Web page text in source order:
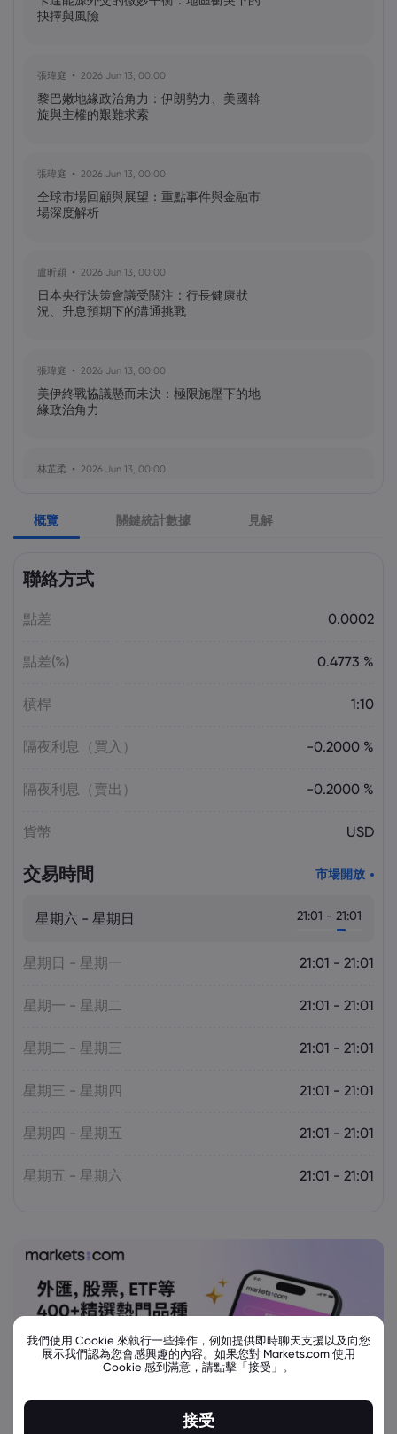
比特幣價格預測：如何在台灣購買比特
幣？
Fintech 股票值得關注：Nu
Holdings（NU）股票、SOFI 股票
Quantum Inc. 發生了什麼事？
抉擇與風險
張瑋庭 2026 Jun 13, 00:00
黎巴嫩地緣政治角力：伊朗勢力、美國斡
旋與主權的艱難求索
張瑋庭 2026 Jun 13, 00:00
全球市場回顧與展望：重點事件與金融市
場深度解析
盧昕穎 2026 Jun 13, 00:00
日本央行決策會議受關注：行長健康狀
況、升息預期下的溝通挑戰
張瑋庭 2026 Jun 13, 00:00
美伊終戰協議懸而未決：極限施壓下的地
緣政治角力
林芷柔 2026 Jun 13, 00:00
張瑋庭 2026 Jun 13, 00:00
北約安全態勢與美軍部署調整：美歐風險
陳昊然
量增，市場波動趨緩
概覽 關鍵統計數據 見解
聯絡方式
點差 0.0002
點差(%) 0.4773 %
槓桿 1:10
隔夜利息（買入） -0.2000 %
隔夜利息（賣出） -0.2000 %
貨幣 USD
交易時間 市場開放
星期六 - 星期日 21:01 - 21:01
星期日 - 星期一 21:01 - 21:01
星期一 - 星期二 21:01 - 21:01
星期二 - 星期三 21:01 - 21:01
星期三 - 星期四 21:01 - 21:01
星期四 - 星期五 21:01 - 21:01
星期五 - 星期六 21:01 - 21:01
我們使用 Cookie 來執行一些操作，例如提供即時聊天支援以及向您
展示我們認為您會感興趣的內容。如果您對 Markets.com 使用
Cookie 感到滿意，請點擊「接受」。
接受